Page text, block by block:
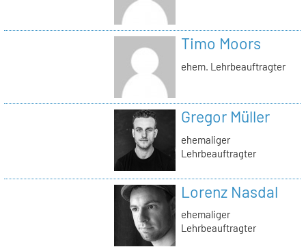
Timo Moors
ehem. Lehrbeauftragter
Gregor Müller
ehemaliger
Lehrbeauftragter
Lorenz Nasdal
ehemaliger
Lehrbeauftragter